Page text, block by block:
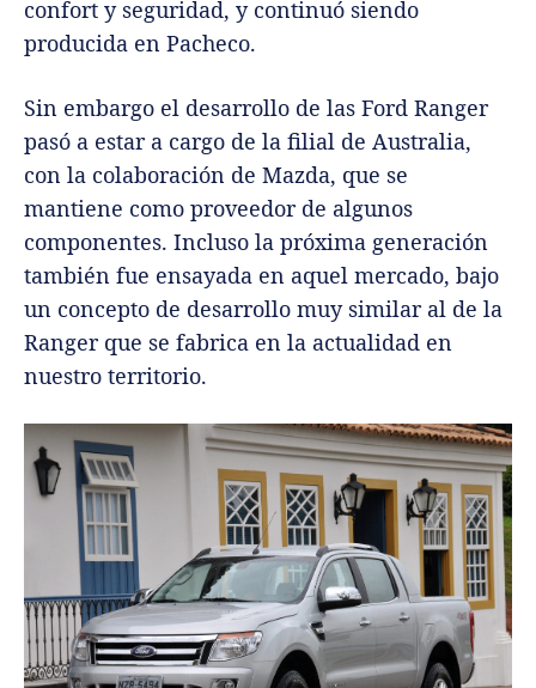
confort y seguridad, y continuó siendo
producida en Pacheco.
Sin embargo el desarrollo de las Ford Ranger
pasó a estar a cargo de la filial de Australia,
con la colaboración de Mazda, que se
mantiene como proveedor de algunos
componentes. Incluso la próxima generación
también fue ensayada en aquel mercado, bajo
un concepto de desarrollo muy similar al de la
Ranger que se fabrica en la actualidad en
nuestro territorio.